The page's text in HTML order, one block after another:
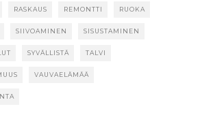
RASKAUS REMONTTI RUOKA
SIIVOAMINEN SISUSTAMINEN
SYVÄLLISTÄ TALVI
VAUVAELÄMÄÄ